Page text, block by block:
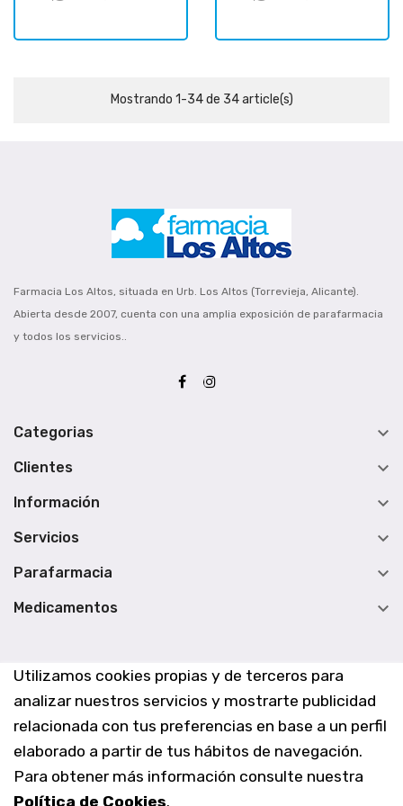
Utilizamos cookies propias y de terceros para
analizar nuestros servicios y mostrarte publicidad
relacionada con tus preferencias en base a un perfil
elaborado a partir de tus hábitos de navegación.
Para obtener más información consulte nuestra
Política de Cookies.
Mostrando 1-34 de 34 article(s)
Farmacia Los Altos, situada en Urb. Los Altos (Torrevieja, Alicante).
Abierta desde 2007, cuenta con una amplia exposición de parafarmacia
y todos los servicios..
Categorias 
Clientes 
Información 
Servicios 
Parafarmacia 
Medicamentos 